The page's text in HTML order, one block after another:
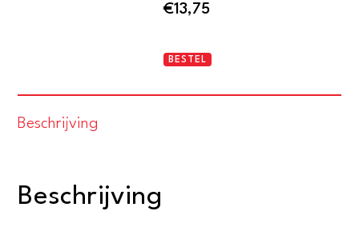
€13,75
Dialog
BESTEL
Beschrijving
Beschrijving